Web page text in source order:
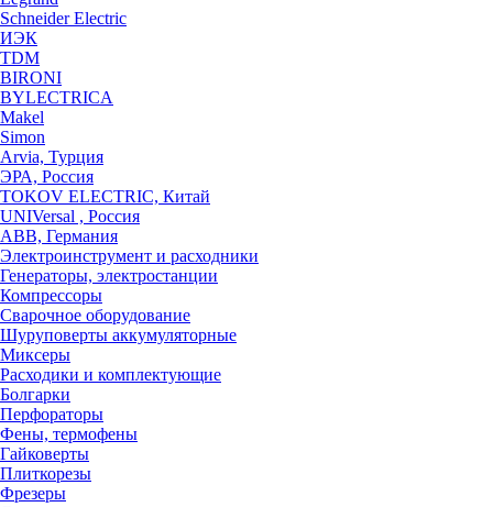
Schneider Electric
ИЭК
TDM
BIRONI
BYLECTRICA
Makel
Simon
Arvia, Турция
ЭРА, Россия
TOKOV ELECTRIC, Китай
UNIVersal , Россия
ABB, Германия
Электроинструмент и расходники
Генераторы, электростанции
Компрессоры
Сварочное оборудование
Шуруповерты аккумуляторные
Миксеры
Расходики и комплектующие
Болгарки
Перфораторы
Фены, термофены
Гайковерты
Плиткорезы
Фрезеры